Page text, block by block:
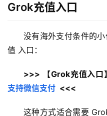
Grok充值入口
没有海外支付条件的
值 入口：
>>> 【Grok充值入口】
支持微信支付
  <<<
这种方式适合需要